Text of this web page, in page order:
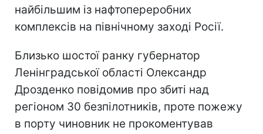
найбільшим із нафтопереробних
комплексів на північному заході Росії.
Близько шостої ранку губернатор
Ленінградської області Олександр
Дрозденко повідомив про збиті над
регіоном 30 безпілотників, проте пожежу
в порту чиновник не прокоментував